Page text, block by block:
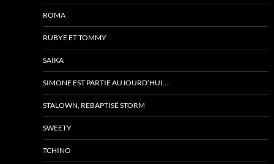
ROMA
RUBYE ET TOMMY
SAÏKA
SIMONE EST PARTIE AUJOURD’HUI….
STALOWN, REBAPTISÉ STORM
SWEETY
TCHINO